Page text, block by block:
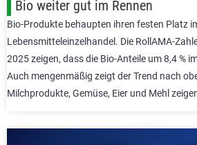
Bio weiter gut im Rennen
Bio-Produkte behaupten ihren festen Platz
Lebensmitteleinzelhandel. Die RollAMA-
2025 zeigen, dass die Bio-Anteile um 8,4 %
Auch mengenmäßig zeigt der Trend nach
Milchprodukte, Gemüse, Eier und Mehl